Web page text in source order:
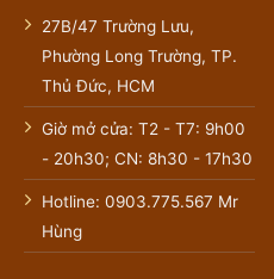
27B/47 Trường Lưu,
Phường Long Trường, TP.
Thủ Đức, HCM
Giờ mở cửa: T2 - T7: 9h00
- 20h30; CN: 8h30 - 17h30
Hotline: 0903.775.567 Mr
Hùng